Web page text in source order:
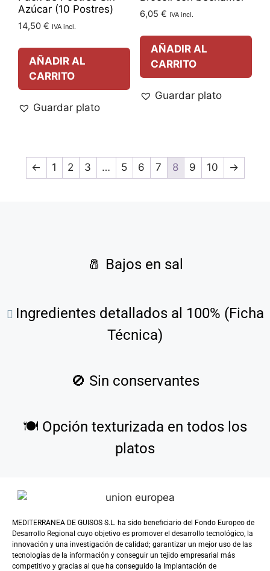
Azúcar (10 Postres)
14,50 € IVA incl.
AÑADIR AL
CARRITO
Guardar plato
6,05 € IVA incl.
AÑADIR AL
CARRITO
Guardar plato
← 1 2 3 … 5 6 7 8 9 10 →
🧂 Bajos en sal
Ingredientes detallados al 100% (Ficha
Técnica)
🚫 Sin conservantes
🍽️ Opción texturizada en todos los
platos
MEDITERRANEA DE GUISOS S.L. ha sido beneficiario del Fondo Europeo de
Desarrollo Regional cuyo objetivo es promover el desarrollo tecnológico, la
innovación y una investigación de calidad; garantizar un mejor uso de las
tecnologías de la información y conseguir un tejido empresarial más
competitivo y gracias al que ha conseguido la Implantación de